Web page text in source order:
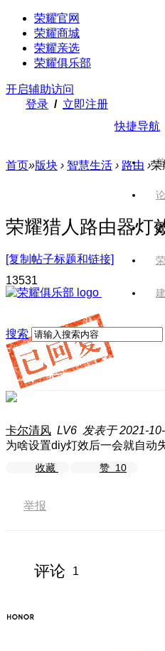
荣耀官网
荣耀商城
荣耀亲选
荣耀俱乐部
开启辅助访问
登录 / 立即注册
快捷导航
搜索
首页»版块 › 智慧生活 › 路由 ›荣
荣耀猎人路由器灯
[复制帖子标题和链接]
13531
卡尔清风 LV6 发表于 2021-
为啥设置diy灯效后一会就自动
收藏 赞 10
举报
评论 1